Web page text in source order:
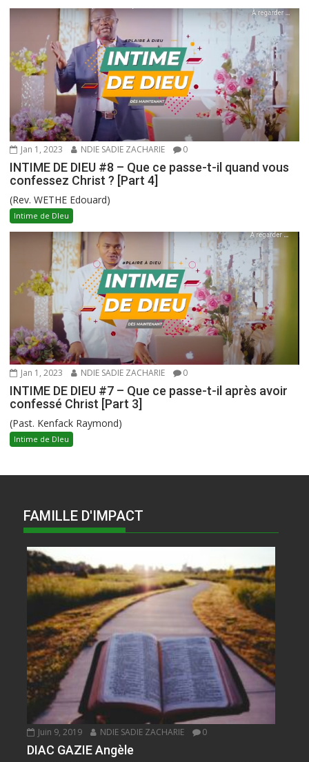
Jan 1, 2023 NDIE SADIE ZACHARIE 0
INTIME DE DIEU #8 – Que ce passe-t-il quand vous
confessez Christ ? [Part 4]
(Rev. WETHE Edouard)
Intime de DIeu
Jan 1, 2023 NDIE SADIE ZACHARIE 0
INTIME DE DIEU #7 – Que ce passe-t-il après avoir
confessé Christ [Part 3]
(Past. Kenfack Raymond)
Intime de DIeu
FAMILLE D'IMPACT
Juin 9, 2019 NDIE SADIE ZACHARIE 0
DIAC GAZIE Angèle